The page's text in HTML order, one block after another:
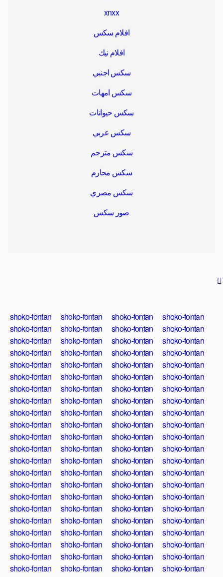
xnxx
افلام سكس
افلام نيك
سكس اجنبي
سكس امهات
سكس حيوانات
سكس عربي
سكس مترجم
سكس محارم
سكس مصري
صور سكس
shoko-fontan shoko-fontan shoko-fontan
shoko-fontan
shoko-fontan
shoko-fontan shoko-fontan
shoko-fontan
shoko-fontan
shoko-fontan shoko-fontan
shoko-fontan
shoko-fontan
shoko-fontan shoko-fontan
shoko-fontan
shoko-fontan
shoko-fontan shoko-fontan
shoko-fontan
shoko-fontan
shoko-fontan shoko-fontan
shoko-fontan
shoko-fontan
shoko-fontan shoko-fontan
shoko-fontan
shoko-fontan
shoko-fontan shoko-fontan
shoko-fontan
shoko-fontan
shoko-fontan shoko-fontan
shoko-fontan
shoko-fontan
shoko-fontan shoko-fontan
shoko-fontan
shoko-fontan
shoko-fontan shoko-fontan
shoko-fontan
shoko-fontan
shoko-fontan shoko-fontan
shoko-fontan
shoko-fontan
shoko-fontan shoko-fontan
shoko-fontan
shoko-fontan
shoko-fontan shoko-fontan
shoko-fontan
shoko-fontan
shoko-fontan shoko-fontan
shoko-fontan
shoko-fontan
shoko-fontan shoko-fontan
shoko-fontan
shoko-fontan
shoko-fontan shoko-fontan
shoko-fontan
shoko-fontan
shoko-fontan shoko-fontan
shoko-fontan
shoko-fontan
shoko-fontan shoko-fontan
shoko-fontan
shoko-fontan
shoko-fontan shoko-fontan
shoko-fontan
shoko-fontan
shoko-fontan shoko-fontan
shoko-fontan
shoko-fontan
shoko-fontan shoko-fontan
shoko-fontan